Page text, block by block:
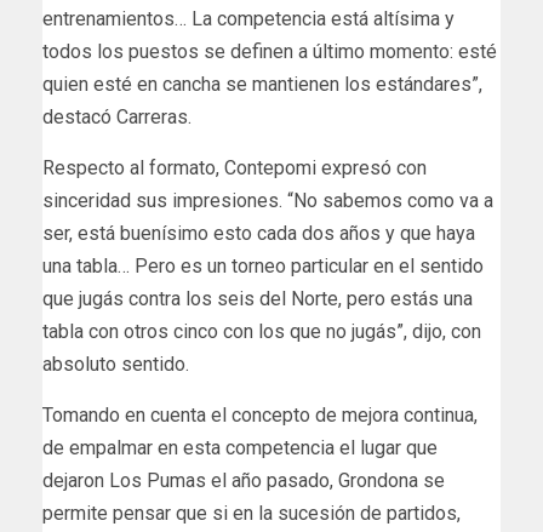
entrenamientos… La competencia está altísima y
todos los puestos se definen a último momento: esté
quien esté en cancha se mantienen los estándares”,
destacó Carreras.
Respecto al formato, Contepomi expresó con
sinceridad sus impresiones. “No sabemos como va a
ser, está buenísimo esto cada dos años y que haya
una tabla… Pero es un torneo particular en el sentido
que jugás contra los seis del Norte, pero estás una
tabla con otros cinco con los que no jugás”, dijo, con
absoluto sentido.
Tomando en cuenta el concepto de mejora continua,
de empalmar en esta competencia el lugar que
dejaron Los Pumas el año pasado, Grondona se
permite pensar que si en la sucesión de partidos,